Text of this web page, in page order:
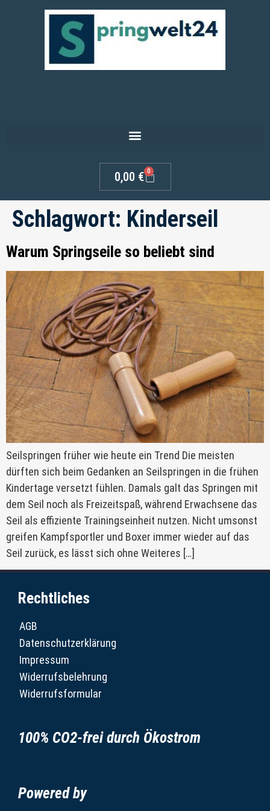
0,00 € 0
Schlagwort: Kinderseil
Warum Springseile so beliebt sind
Seilspringen früher wie heute ein Trend Die meisten
dürften sich beim Gedanken an Seilspringen in die frühen
Kindertage versetzt fühlen. Damals galt das Springen mit
dem Seil noch als Freizeitspaß, während Erwachsene das
Seil als effiziente Trainingseinheit nutzen. Nicht umsonst
greifen Kampfsportler und Boxer immer wieder auf das
Seil zurück, es lässt sich ohne Weiteres […]
Rechtliches
AGB
Datenschutzerklärung
Impressum
Widerrufsbelehrung
Widerrufsformular
100% CO2-frei durch Ökostrom
Powered by